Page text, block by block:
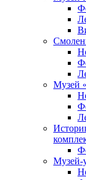
Музей
Музей-